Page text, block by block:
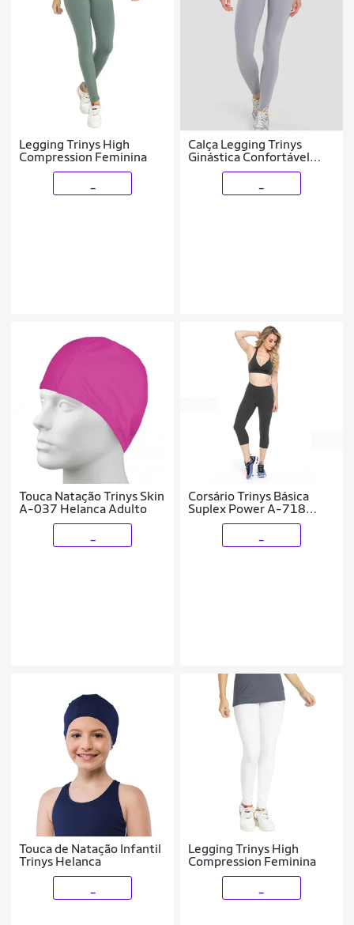
Legging Trinys High
Compression Feminina
Calça Legging Trinys
Ginástica Confortável
Linda A724 Marin
Touca Natação Trinys Skin
A-037 Helanca Adulto
Corsário Trinys Básica
Suplex Power A-718
Feminina
Touca de Natação Infantil
Trinys Helanca
Legging Trinys High
Compression Feminina